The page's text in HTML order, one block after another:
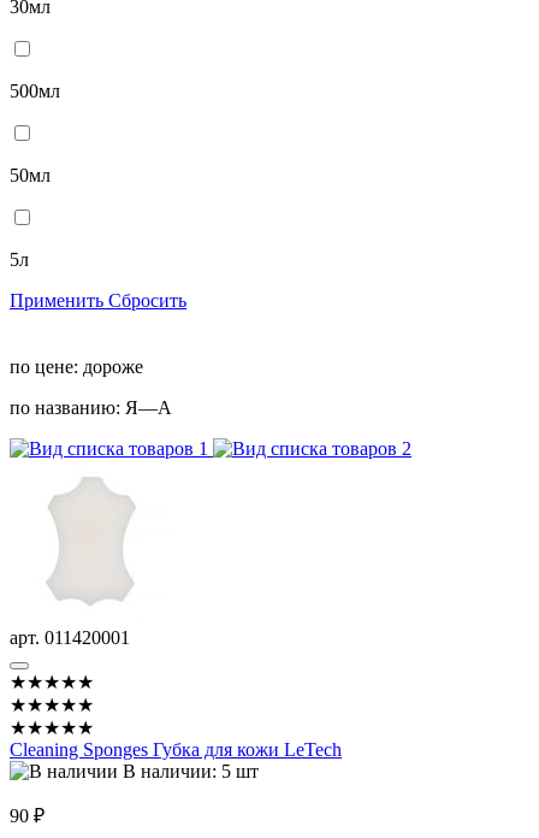
30мл
500мл
50мл
5л
Применить Сбросить
по цене: дороже
по названию: Я—А
арт. 011420001
★★★★★
★★★★★
★★★★★
Cleaning Sponges Губка для кожи LeTech
В наличии: 5 шт
90 ₽